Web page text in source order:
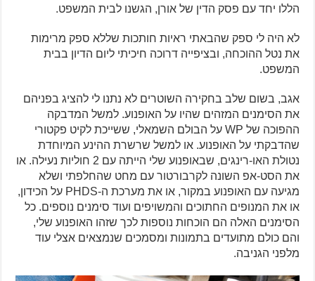
הללו יחד עם פסק הדין של אורן, הגשנו לבית המשפט.
לא היה לי ספק שהבאתי ראיות חותכות שללא ספק מרימות
את נטל ההוכחה, ובציפייה דרוכה חיכיתי ליום הדיון בבית
המשפט.
אגב, בשום שלב בחקירה השוטרים לא נתנו לי להציג בפניהם
את הסימנים המזהים שהיו על האופנוע. למשל המדבקה
ההפוכה של WP על הבולם השמאלי, ששייכת לקיט פקטורי
שהדבקתי על האופנוע. או למשל שרשרת ההינע המיוחדת
נטולת האו-רינגים, שבאופנוע שלי הייתה עם 2 חוליות נעילה. או
את הסט-אפ השונה לקרבורטור עם מחט שהחלפתי ושלא
מגיעה עם האופנוע במקור, או את מערכת ה-PHDS על הכידון,
או את המנופים החתוכים והמשויפים ועוד סימנים נוספים. כל
הסימנים האלה הם הוכחות נוספות לכך שזהו האופנוע שלי,
והם כולם מתועדים בתמונות ומסמכים שנמצאים אצלי עוד
מלפני הגניבה.